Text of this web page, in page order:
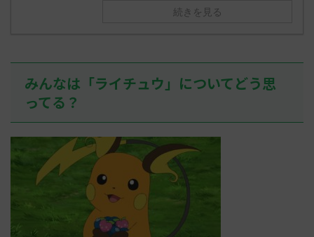
続きを見る
みんなは「ライチュウ」についてどう思
ってる？